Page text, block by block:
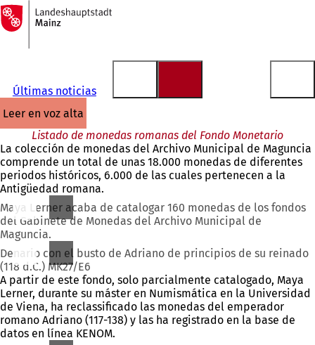
Saltar al contenido
A
la
página
Últimas noticias
leer en voz alta
Listado de monedas romanas del Fondo Monetario
La colección de monedas del Archivo Municipal de Maguncia
comprende un total de unas 18.000 monedas de diferentes
periodos históricos, 6.000 de las cuales pertenecen a la
Antigüedad romana.
Maya Lerner acaba de catalogar 160 monedas de los fondos
del Gabinete de Monedas del Archivo Municipal de
Maguncia.
Denario con el busto de Adriano de principios de su reinado
(118 d.C.) MK27/E6
A partir de este fondo, solo parcialmente catalogado, Maya
Lerner, durante su máster en Numismática en la Universidad
de Viena, ha reclassificado las monedas del emperador
romano Adriano (117-138) y las ha registrado en la base de
datos en línea KENOM.